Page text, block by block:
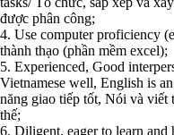
được phân công;
4. Use computer proficiency
thành thạo (phần mềm excel);
5. Experienced, Good
Vietnamese well, English is
năng giao tiếp tốt, Nói và
thế;
6. Diligent, eager to learn